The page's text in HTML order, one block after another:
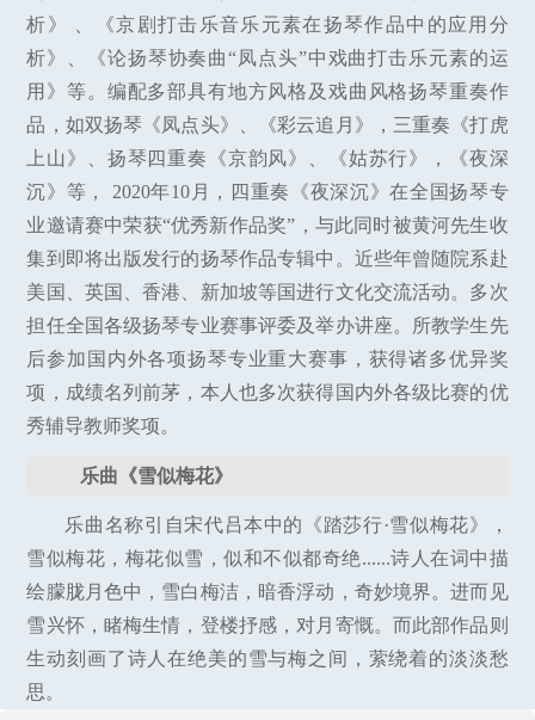
析》 、《京剧打击乐音乐元素在扬琴作品中的应用分
析》、《论扬琴协奏曲“凤点头”中戏曲打击乐元素的运
用》等。编配多部具有地方风格及戏曲风格扬琴重奏作
品，如双扬琴《凤点头》、《彩云追月》，三重奏《打虎
上山》、扬琴四重奏《京韵风》、《姑苏行》，《夜深
沉》等， 2020年10月，四重奏《夜深沉》在全国扬琴专
业邀请赛中荣获“优秀新作品奖”，与此同时被黄河先生收
集到即将出版发行的扬琴作品专辑中。近些年曾随院系赴
美国、英国、香港、新加坡等国进行文化交流活动。多次
担任全国各级扬琴专业赛事评委及举办讲座。所教学生先
后参加国内外各项扬琴专业重大赛事，获得诸多优异奖
项，成绩名列前茅，本人也多次获得国内外各级比赛的优
秀辅导教师奖项。
乐曲《雪似梅花》
乐曲名称引自宋代吕本中的《踏莎行·雪似梅花》，
雪似梅花，梅花似雪，似和不似都奇绝......诗人在词中描
绘朦胧月色中，雪白梅洁，暗香浮动，奇妙境界。进而见
雪兴怀，睹梅生情，登楼抒感，对月寄慨。而此部作品则
生动刻画了诗人在绝美的雪与梅之间，萦绕着的淡淡愁
思。